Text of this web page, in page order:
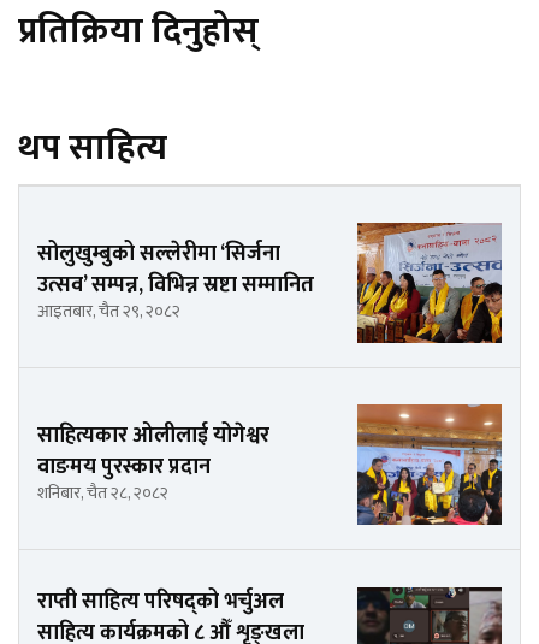
प्रतिक्रिया दिनुहोस्
थप साहित्य
सोलुखुम्बुको सल्लेरीमा ‘सिर्जना
उत्सव’ सम्पन्न, विभिन्न स्रष्टा सम्मानित
आइतबार, चैत २९, २०८२
साहित्यकार ओलीलाई योगेश्वर
वाङमय पुरस्कार प्रदान
शनिबार, चैत २८, २०८२
राप्ती साहित्य परिषद्को भर्चुअल
साहित्य कार्यक्रमको ८ औँ शृङ्खला